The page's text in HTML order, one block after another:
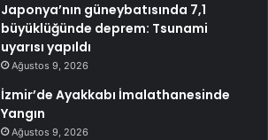
Japonya’nın güneybatısında 7,1
büyüklüğünde deprem: Tsunami
uyarısı yapıldı
Ağustos 9, 2026
İzmir’de Ayakkabı İmalathanesinde
Yangın
Ağustos 9, 2026